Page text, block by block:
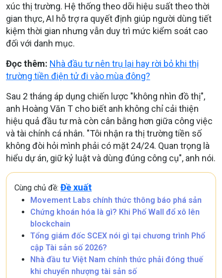
xúc thị trường. Hệ thống theo dõi hiệu suất theo thời
gian thực, AI hỗ trợ ra quyết định giúp người dùng tiết
kiệm thời gian nhưng vẫn duy trì mức kiểm soát cao
đối với danh mục.
Đọc thêm: Nhà đầu tư nên trụ lại hay rời bỏ khi thị
trường tiền điện tử đi vào mùa đông?
Sau 2 tháng áp dụng chiến lược "không nhìn đồ thị",
anh Hoàng Văn T cho biết anh không chỉ cải thiện
hiệu quả đầu tư mà còn cân bằng hơn giữa công việc
và tài chính cá nhân. "Tôi nhận ra thị trường tiền số
không đòi hỏi mình phải có mặt 24/24. Quan trọng là
hiểu dự án, giữ kỷ luật và dùng đúng công cụ", anh nói.
Cùng chủ đề: Đề xuất
Movement Labs chính thức thông báo phá sản
Chứng khoán hóa là gì? Khi Phố Wall đổ xô lên
blockchain
Tổng giám đốc SCEX nói gì tại chương trình Phổ
cập Tài sản số 2026?
Nhà đầu tư Việt Nam chính thức phải đóng thuế
khi chuyển nhượng tài sản số